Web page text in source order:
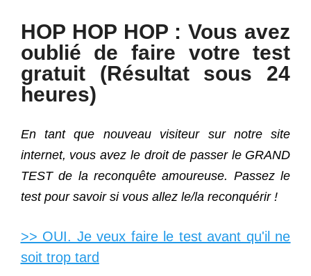
HOP HOP HOP : Vous avez
oublié de faire votre test
gratuit (Résultat sous 24
heures)
En tant que nouveau visiteur sur notre site
internet, vous avez le droit de passer le GRAND
TEST de la reconquête amoureuse. Passez le
test pour savoir si vous allez le/la reconquérir !
>> OUI. Je veux faire le test avant qu'il ne
soit trop tard